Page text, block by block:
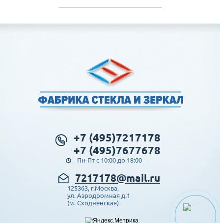
+7 (495)7217178
+7 (495)7677678
Пн-Пт с 10:00 до 18:00
7217178@mail.ru
125363, г.Москва,
ул. Аэродромная д.1
(м. Сходненская)